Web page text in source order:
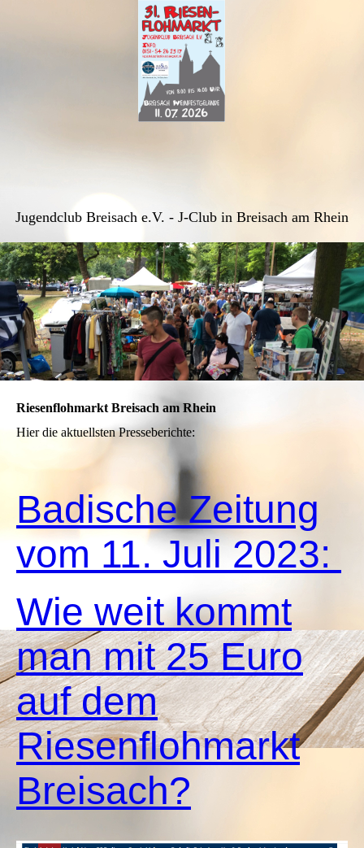
Jugendclub Breisach e.V. - J-Club in Breisach am Rhein
Riesenflohmarkt Breisach am Rhein
Hier die aktuellsten Presseberichte:
Badische Zeitung
vom 11. Juli 2023:
Wie weit kommt
man mit 25 Euro
auf dem
Riesenflohmarkt
Breisach?